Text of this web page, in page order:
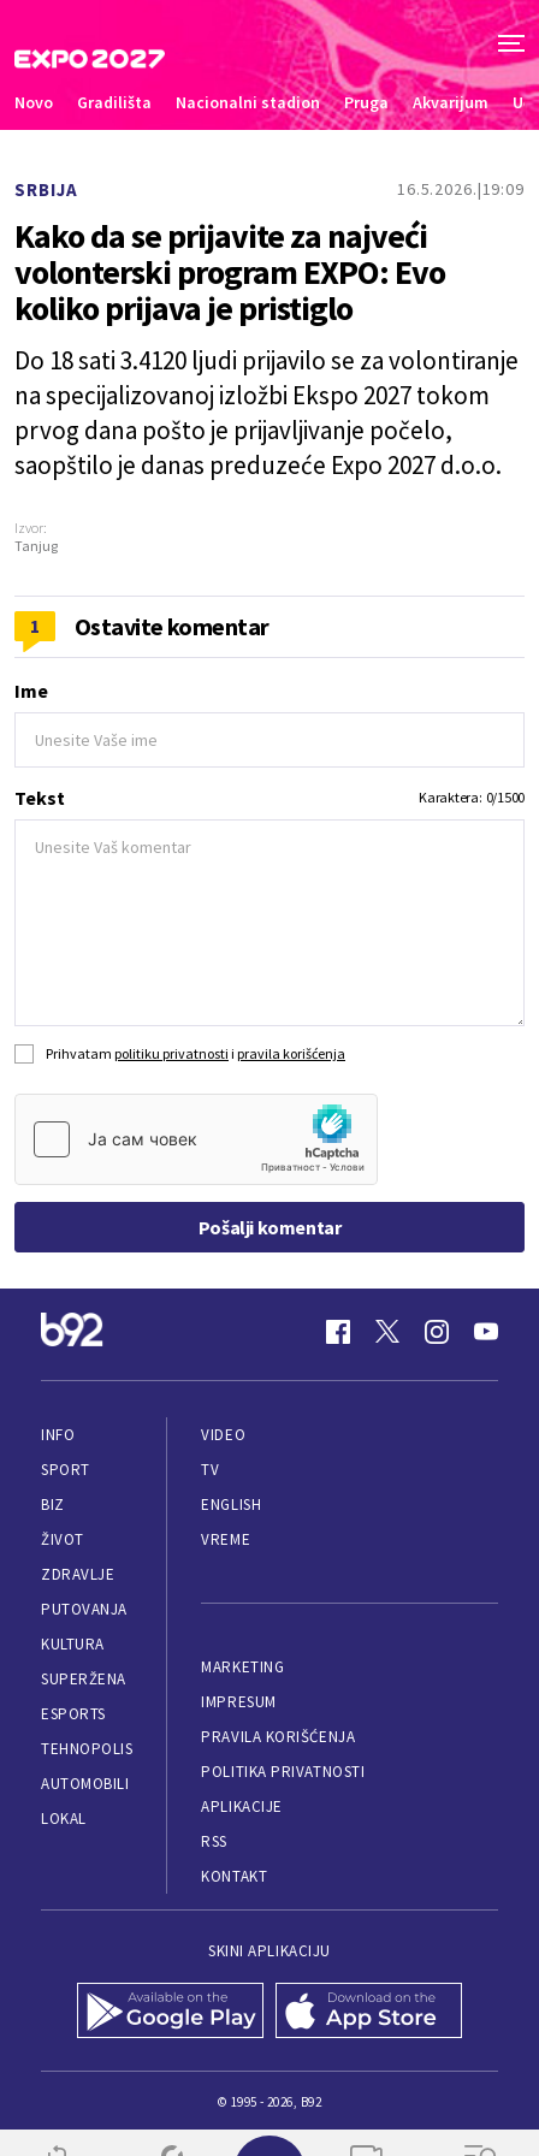
Novo Gradilišta Nacionalni stadion Pruga Akvarijum
SRBIJA 16.5.2026. 19:09
Kako da se prijavite za najveći
volonterski program EXPO: Evo
koliko prijava je pristiglo
Do 18 sati 3.4120 ljudi prijavilo se za volontiranje
na specijalizovanoj izložbi Ekspo 2027 tokom
prvog dana pošto je prijavljivanje počelo,
saopštilo je danas preduzeće Expo 2027 d.o.o.
Izvor:
Tanjug
1 Ostavite komentar
Ime
Tekst Karaktera: 0/1500
Prihvatam politiku privatnosti i pravila korišćenja
Pošalji komentar
INFO
SPORT
BIZ
ŽIVOT
ZDRAVLJE
PUTOVANJA
KULTURA
SUPERŽENA
ESPORTS
TEHNOPOLIS
AUTOMOBILI
LOKAL
VIDEO
TV
ENGLISH
VREME
MARKETING
IMPRESUM
PRAVILA KORIŠĆENJA
POLITIKA PRIVATNOSTI
APLIKACIJE
RSS
KONTAKT
SKINI APLIKACIJU
© 1995 - 2026, B92